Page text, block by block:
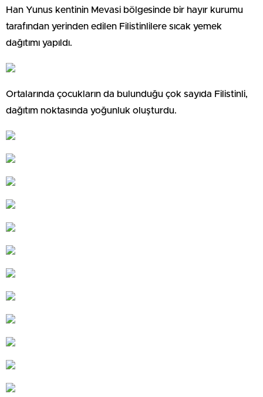
Han Yunus kentinin Mevasi bölgesinde bir hayır kurumu
tarafından yerinden edilen Filistinlilere sıcak yemek
dağıtımı yapıldı.
Ortalarında çocukların da bulunduğu çok sayıda Filistinli,
dağıtım noktasında yoğunluk oluşturdu.